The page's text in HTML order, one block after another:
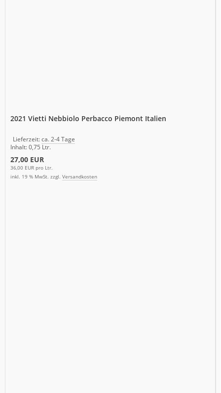
2021 Vietti Nebbiolo Perbacco Piemont Italien
Lieferzeit:ca. 2-4 Tage
Inhalt: 0,75 Ltr.
27,00 EUR
36,00 EUR pro Ltr.
inkl. 19 % MwSt. zzgl. Versandkosten